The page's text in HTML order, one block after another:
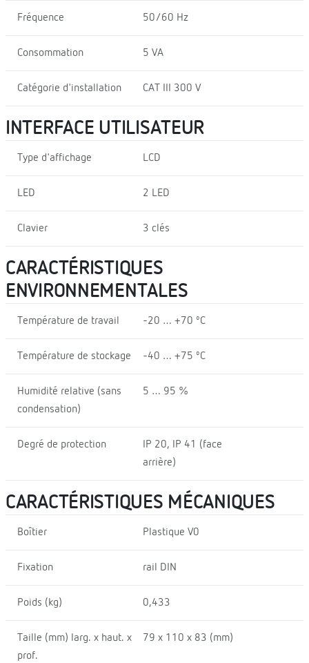
Fréquence 50/60 Hz
Consommation 5 VA
Catégorie d'installation CAT III 300 V
INTERFACE UTILISATEUR
Type d'affichage LCD
LED 2 LED
Clavier 3 clés
CARACTÉRISTIQUES
ENVIRONNEMENTALES
Température de travail -20 … +70 ºC
Température de stockage -40 … +75 ºC
Humidité relative (sans
condensation)
5 … 95 %
Degré de protection
IP 20, IP 41 (face
arrière)
CARACTÉRISTIQUES MÉCANIQUES
Boîtier Plastique V0
Fixation rail DIN
Poids (kg) 0,433
Taille (mm) larg. x haut. x
prof.
79 x 110 x 83 (mm)